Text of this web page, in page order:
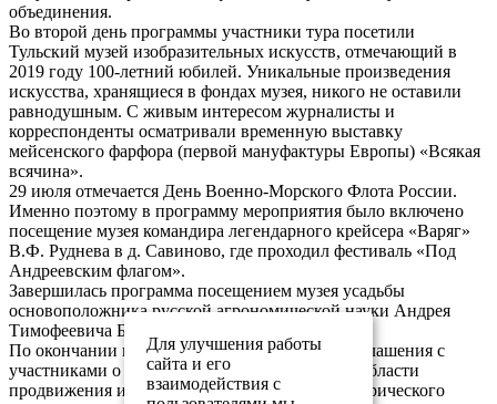
объединения.
Во второй день программы участники тура посетили
Тульский музей изобразительных искусств, отмечающий в
2019 году 100-летний юбилей. Уникальные произведения
искусства, хранящиеся в фондах музея, никого не оставили
равнодушным. С живым интересом журналисты и
корреспонденты осматривали временную выставку
мейсенского фарфора (первой мануфактуры Европы) «Всякая
всячина».
29 июля отмечается День Военно-Морского Флота России.
Именно поэтому в программу мероприятия было включено
посещение музея командира легендарного крейсера «Варяг»
В.Ф. Руднева в д. Савиново, где проходил фестиваль «Под
Андреевским флагом».
Завершилась программа посещением музея усадьбы
основоположника русской агрономической науки Андрея
Тимофеевича Болотова «Дворяниново».
По окончании пресс-тура были заключены Соглашения с
участниками о дальнейшем сотрудничестве в области
продвижения и популяризации культурно-исторического
Для улучшения работы
сайта и его
взаимодействия с